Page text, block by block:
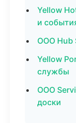
Yellow
и
ООО Hub
Yellow
службы
ООО
доски